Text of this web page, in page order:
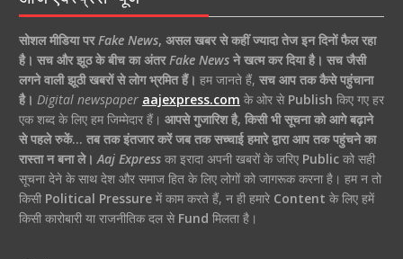
सोशल मीडिया पर Fake News, असल खबर से कहीं ज्यादा तेज इन दिनों फैल रहा
है। सच और झूठ के बीच का अंतर Fake Newsने खत्म कर दिया है। सच जैसी
लगने वाली झूठी खबरों से लोग भ्रमित हैं। हम जानते हैं, सच आप तक कैसे पहुंचाना
है। Digital newspaper aajexpress.com के ओर से Publish किए गए हर
एक शब्द के लिए हम जिम्मेदार हैं। आपसे गुजारिश है, किसी भी सूचना को आगे बढ़ाने
से पहले रुकें… तब तक इंतजार करें जब तक सच्चाई हमारे द्वारा आप तक पहुंचने का
रास्ता न बना ले। Aaj Expressका इरादा अपनी खबरों के जरिए Publicको सही
सूचना देने के साथ देश और समाज हित के लिए लोगों को जागरूक करना है। हम न तो
किसी Political Pressureमें काम करते हैं, न ही हमारे Content के लिए हमें
किसी कारोबारी या राजनीतिक दल से Fund मिलता है।